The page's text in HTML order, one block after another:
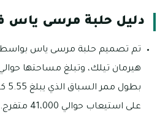
دليل حلبة مرسى ياس
تم تصميم حلبة مرسى ياس بواسطة
على استيعاب حوالي 41،000 متفرج.